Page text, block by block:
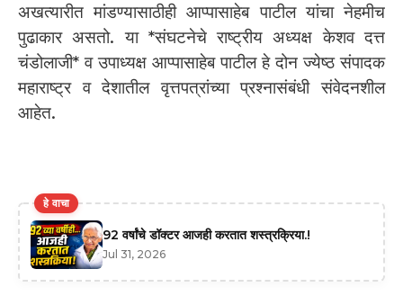
अखत्यारीत मांडण्यासाठीही आप्पासाहेब पाटील यांचा नेहमीच
पुढाकार असतो. या *संघटनेचे राष्ट्रीय अध्यक्ष केशव दत्त
चंडोलाजी* व उपाध्यक्ष आप्पासाहेब पाटील हे दोन ज्येष्ठ संपादक
महाराष्ट्र व देशातील वृत्तपत्रांच्या प्रश्नासंबंधी संवेदनशील
आहेत.
हे वाचा
92 वर्षांचे डॉक्टर आजही करतात शस्त्रक्रिया.!
Jul 31, 2026